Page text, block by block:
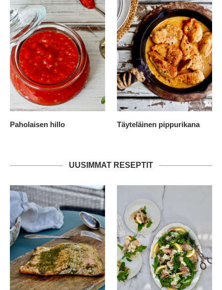
Paholaisen hillo Täyteläinen pippurikana
UUSIMMAT RESEPTIT